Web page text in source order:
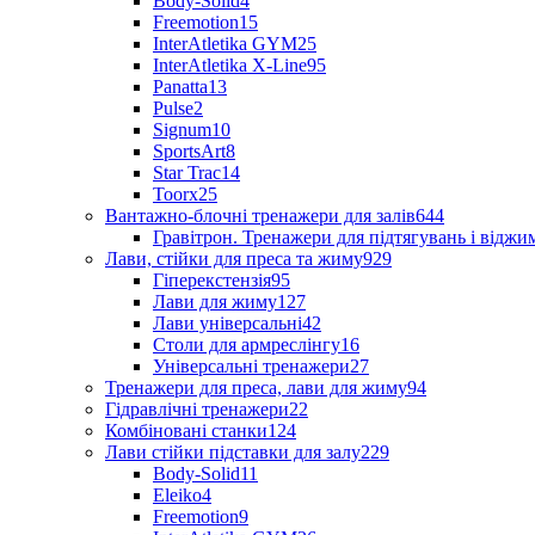
Freemotion15
InterAtletika GYM25
InterAtletika X-Line95
Panatta13
Pulse2
Signum10
SportsArt8
Star Trac14
Toorx25
Вантажно-блочні тренажери для залів644
Гравітрон. Тренажери для підтягувань і
Лави, стійки для преса та жиму929
Гіперекстензія95
Лави для жиму127
Лави універсальні42
Столи для армреслінгу16
Універсальні тренажери27
Тренажери для преса, лави для жиму94
Гідравлічні тренажери22
Комбіновані станки124
Лави стійки підставки для залу229
Body-Solid11
Eleiko4
Freemotion9